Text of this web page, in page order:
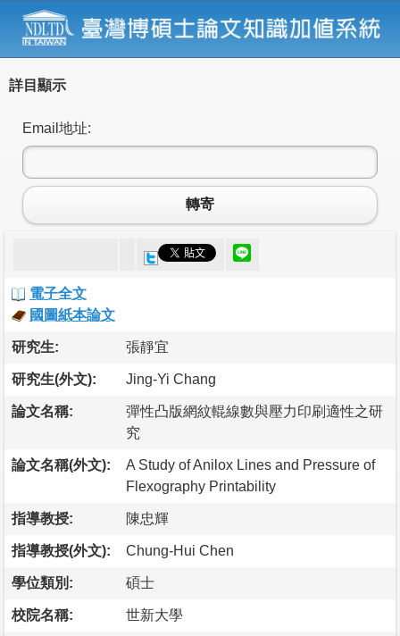
詳目顯示
Email地址:
轉寄
電子全文
國圖紙本論文
研究生: 張靜宜
研究生(外文): Jing-Yi Chang
論文名稱:
彈性凸版網紋輥線數與壓力印刷適性之研
究
論文名稱(外文):
A Study of Anilox Lines and Pressure of
Flexography Printability
指導教授: 陳忠輝
指導教授(外文): Chung-Hui Chen
學位類別: 碩士
校院名稱: 世新大學